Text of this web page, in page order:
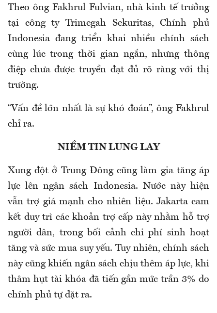
Theo ông Fakhrul Fulvian, nhà kinh tế trưởng
tại công ty Trimegah Sekuritas, Chính phủ
Indonesia đang triển khai nhiều chính sách
cùng lúc trong thời gian ngắn, nhưng thông
điệp chưa được truyền đạt đủ rõ ràng với thị
trường.
“Vấn đề lớn nhất là sự khó đoán”, ông Fakhrul
chỉ ra.
NIỀM TIN LUNG LAY
Xung đột ở Trung Đông cũng làm gia tăng áp
lực lên ngân sách Indonesia. Nước này hiện
vẫn trợ giá mạnh cho nhiên liệu. Jakarta cam
kết duy trì các khoản trợ cấp này nhằm hỗ trợ
người dân, trong bối cảnh chi phí sinh hoạt
tăng và sức mua suy yếu. Tuy nhiên, chính sách
này cũng khiến ngân sách chịu thêm áp lực, khi
thâm hụt tài khóa đã tiến gần mức trần 3% do
chính phủ tự đặt ra.